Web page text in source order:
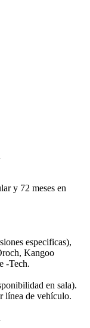
y 72 meses en
especificas),
Kangoo
-Tech.
en sala).
línea de vehículo.